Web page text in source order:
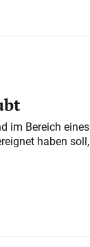
im Bereich eines
haben soll,